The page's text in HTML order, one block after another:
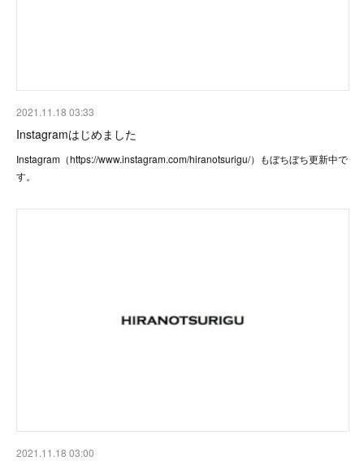
2021.11.18 03:33
Instagramはじめました
Instagram（https://www.instagram.com/hiranotsurigu/）もぼちぼち更新中で
す。
2021.11.18 03:00